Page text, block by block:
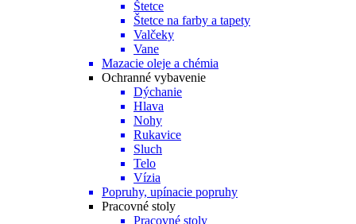
Štetce
Štetce na farby a tapety
Valčeky
Vane
Mazacie oleje a chémia
Ochranné vybavenie
Dýchanie
Hlava
Nohy
Rukavice
Sluch
Telo
Vízia
Popruhy, upínacie popruhy
Pracovné stoly
Pracovné stoly